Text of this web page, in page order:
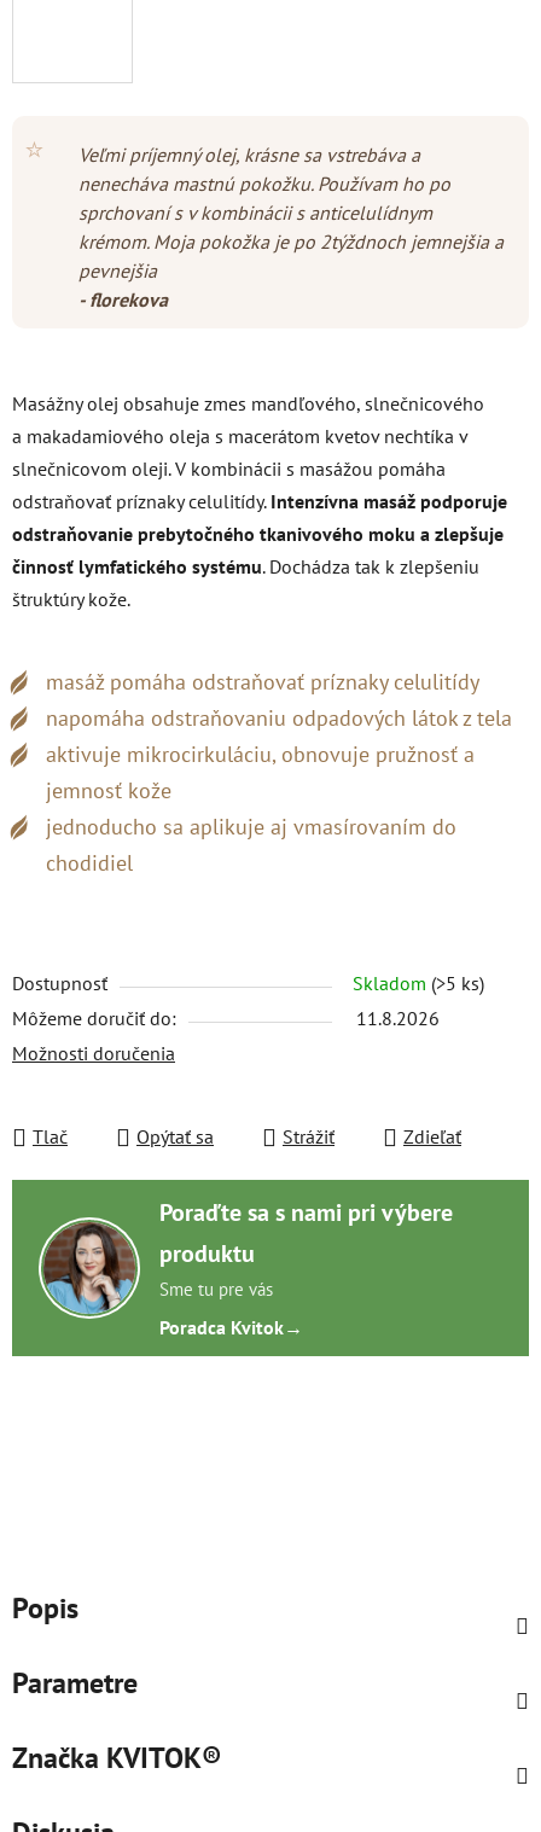
⭐
Veľmi príjemný olej, krásne sa vstrebáva a
nenecháva mastnú pokožku. Používam ho po
sprchovaní s v kombinácii s anticelulídnym
krémom. Moja pokožka je po 2týždnoch jemnejšia a
pevnejšia
- florekova
Masážny olej obsahuje zmes mandľového, slnečnicového
a makadamiového oleja s macerátom kvetov nechtíka v
slnečnicovom oleji. V kombinácii s masážou pomáha
odstraňovať príznaky celulitídy. Intenzívna masáž podporuje
odstraňovanie prebytočného tkanivového moku a zlepšuje
činnosť lymfatického systému. Dochádza tak k zlepšeniu
štruktúry kože.
masáž pomáha odstraňovať príznaky celulitídy
napomáha odstraňovaniu odpadových látok z tela
aktivuje mikrocirkuláciu, obnovuje pružnosť a
jemnosť kože
jednoducho sa aplikuje aj vmasírovaním do
chodidiel
Dostupnosť Skladom (>5 ks)
Môžeme doručiť do:
11.8.2026
Možnosti doručenia
Tlač Opýtať sa Strážiť Zdieľať
Poraďte sa s nami pri výbere
produktu
Sme tu pre vás
Poradca Kvitok→
Popis
Parametre
Značka KVITOK®